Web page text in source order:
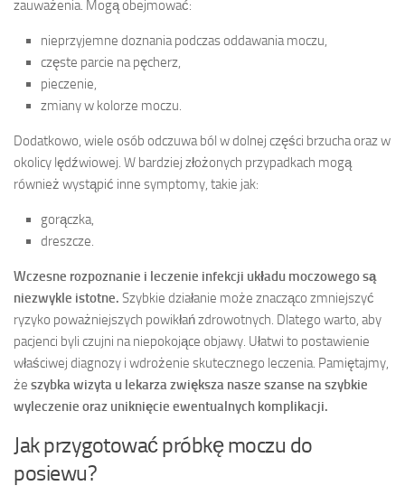
zauważenia. Mogą obejmować:
nieprzyjemne doznania podczas oddawania moczu,
częste parcie na pęcherz,
pieczenie,
zmiany w kolorze moczu.
Dodatkowo, wiele osób odczuwa ból w dolnej części brzucha oraz w
okolicy lędźwiowej. W bardziej złożonych przypadkach mogą
również wystąpić inne symptomy, takie jak:
gorączka,
dreszcze.
Wczesne rozpoznanie i leczenie infekcji układu moczowego są
niezwykle istotne. Szybkie działanie może znacząco zmniejszyć
ryzyko poważniejszych powikłań zdrowotnych. Dlatego warto, aby
pacjenci byli czujni na niepokojące objawy. Ułatwi to postawienie
właściwej diagnozy i wdrożenie skutecznego leczenia. Pamiętajmy,
że szybka wizyta u lekarza zwiększa nasze szanse na szybkie
wyleczenie oraz uniknięcie ewentualnych komplikacji.
Jak przygotować próbkę moczu do
posiewu?